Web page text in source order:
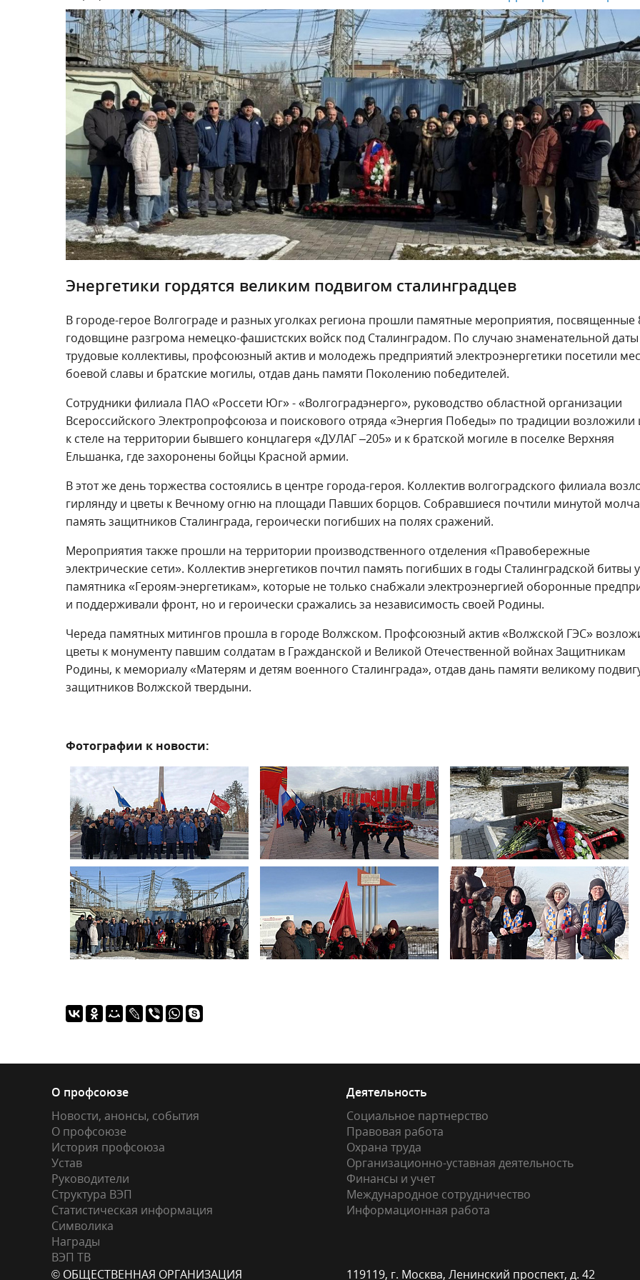
Энергетики гордятся великим подвигом сталинградцев
В городе-герое Волгограде и разных уголках региона прошли памятные мероприятия, посвященные
годовщине разгрома немецко-фашистских войск под Сталинградом. По случаю знаменательной даты
трудовые коллективы, профсоюзный актив и молодежь предприятий электроэнергетики посетили
боевой славы и братские могилы, отдав дань памяти Поколению победителей.
Сотрудники филиала ПАО «Россети Юг» - «Волгоградэнерго», руководство областной организации
Всероссийского Электропрофсоюза и поискового отряда «Энергия Победы» по традиции возложили
к стеле на территории бывшего концлагеря «ДУЛАГ –205» и к братской могиле в поселке Верхняя
Ельшанка, где захоронены бойцы Красной армии.
В этот же день торжества состоялись в центре города-героя. Коллектив волгоградского филиала
гирлянду и цветы к Вечному огню на площади Павших борцов. Собравшиеся почтили минутой
память защитников Сталинграда, героически погибших на полях сражений.
Мероприятия также прошли на территории производственного отделения «Правобережные
электрические сети». Коллектив энергетиков почтил память погибших в годы Сталинградской битвы у
памятника «Героям-энергетикам», которые не только снабжали электроэнергией оборонные
и поддерживали фронт, но и героически сражались за независимость своей Родины.
Череда памятных митингов прошла в городе Волжском. Профсоюзный актив «Волжской ГЭС»
цветы к монументу павшим солдатам в Гражданской и Великой Отечественной войнах Защитникам
Родины, к мемориалу «Матерям и детям военного Сталинграда», отдав дань памяти великому
защитников Волжской твердыни.
Фотографии к новости:
О профсоюзе
Новости, анонсы, события
О профсоюзе
История профсоюза
Устав
Руководители
Структура ВЭП
Статистическая информация
Символика
Награды
ВЭП ТВ
Деятельность
Социальное партнерство
Правовая работа
Охрана труда
Организационно-уставная деятельность
Финансы и учет
Международное сотрудничество
Информационная работа
© ОБЩЕСТВЕННАЯ ОРГАНИЗАЦИЯ 119119, г. Москва, Ленинский проспект, д. 42